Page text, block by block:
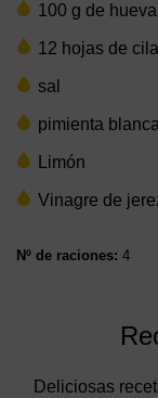
100 g de
12 hojas de
sal
pimienta blanca
Limón
Vinagre de
Nº de raciones: 4
Deliciosas